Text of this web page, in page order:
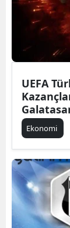
UEFA
Ekonomi